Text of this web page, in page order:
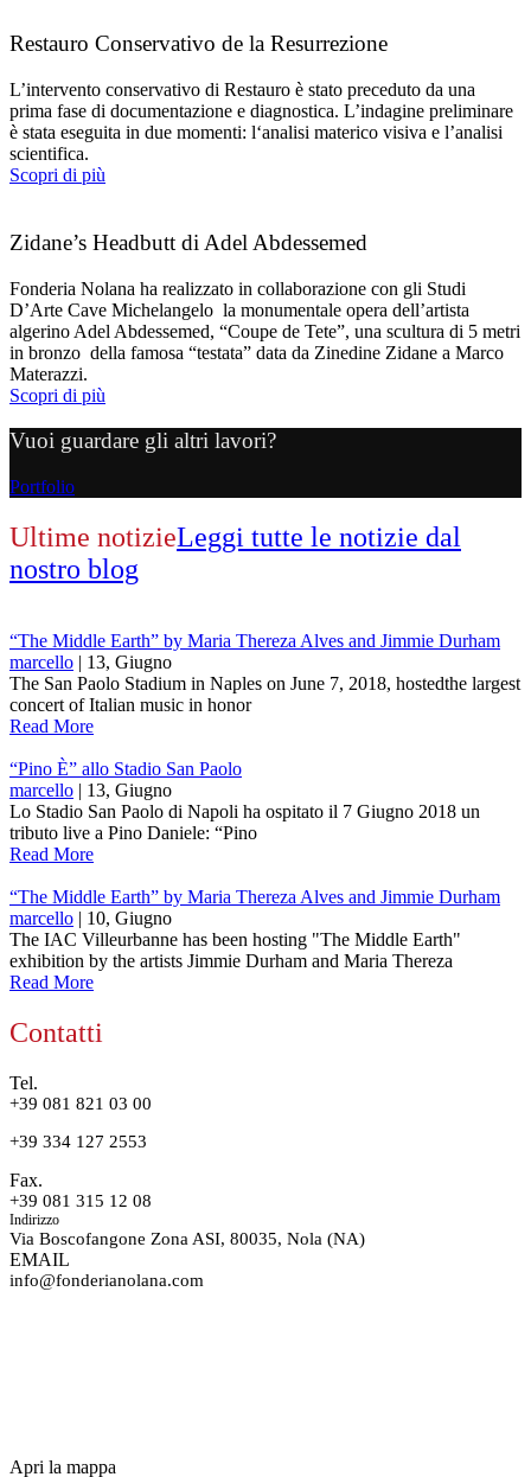
Restauro Conservativo de la Resurrezione
L’intervento conservativo di Restauro è stato preceduto da una
prima fase di documentazione e diagnostica. L’indagine preliminare
è stata eseguita in due momenti: l‘analisi materico visiva e l’analisi
scientifica.
Scopri di più
Zidane’s Headbutt di Adel Abdessemed
Fonderia Nolana ha realizzato in collaborazione con gli Studi
D’Arte Cave Michelangelo la monumentale opera dell’artista
algerino Adel Abdessemed, “Coupe de Tete”, una scultura di 5 metri
in bronzo della famosa “testata” data da Zinedine Zidane a Marco
Materazzi.
Scopri di più
Vuoi guardare gli altri lavori?
Portfolio
Ultime notizieLeggi tutte le notizie dal
nostro blog
“The Middle Earth” by Maria Thereza Alves and Jimmie Durham
marcello | 13, Giugno
The San Paolo Stadium in Naples on June 7, 2018, hostedthe largest
concert of Italian music in honor
Read More
“Pino È” allo Stadio San Paolo
marcello | 13, Giugno
Lo Stadio San Paolo di Napoli ha ospitato il 7 Giugno 2018 un
tributo live a Pino Daniele: “Pino
Read More
“The Middle Earth” by Maria Thereza Alves and Jimmie Durham
marcello | 10, Giugno
The IAC Villeurbanne has been hosting "The Middle Earth"
exhibition by the artists Jimmie Durham and Maria Thereza
Read More
Contatti
Tel.
+39 081 821 03 00
+39 334 127 2553
Fax.
+39 081 315 12 08
Indirizzo
Via Boscofangone Zona ASI, 80035, Nola (NA)
EMAIL
info@fonderianolana.com
Apri la mappa